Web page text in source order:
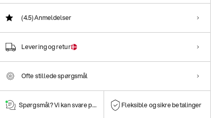
(4.5)Anmeldelser
Levering og retur
Ofte stillede spørgsmål
Spørgsmål? Vi kan svare på dem! Fleksible og sikre betalinger